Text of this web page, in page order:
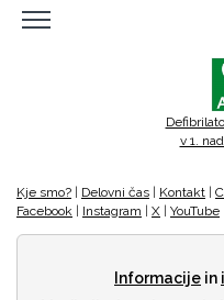
Odpri
stranski
v 1.
Kje smo? Delovni čas Kontakt
Facebook
Instagram X YouTube
Informacije in